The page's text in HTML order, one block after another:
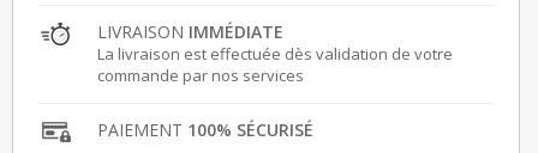
LIVRAISON IMMÉDIATE
La livraison est effectuée dès validation de votre
commande par nos services
PAIEMENT 100% SÉCURISÉ